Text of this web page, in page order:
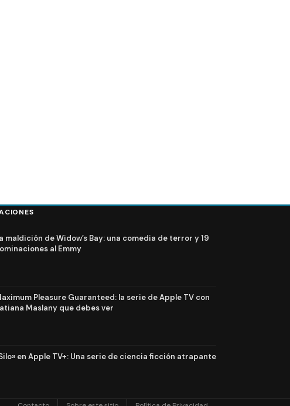
maldición de Widow’s Bay: una comedia de terror y 19
al Emmy
Pleasure Guaranteed: la serie de Apple TV con
Maslany que debes ver
en Apple TV+: Una serie de ciencia ficción atrapante